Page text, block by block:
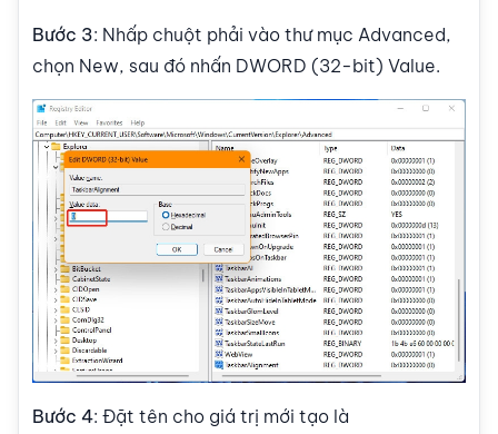
Bước 3: Nhấp chuột phải vào thư mục Advanced,
chọn New, sau đó nhấn DWORD (32-bit) Value.
Bước 4: Đặt tên cho giá trị mới tạo là